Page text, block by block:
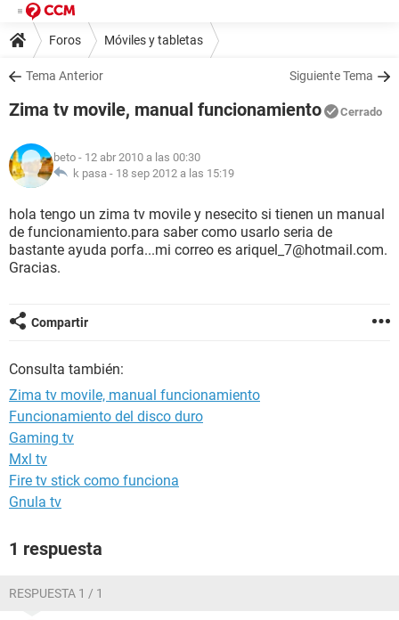
Foros Móviles y tabletas
Tema Anterior Siguiente Tema
Zima tv movile, manual funcionamiento Cerrado
beto - 12 abr 2010 a las 00:30
k pasa - 18 sep 2012 a las 15:19
hola tengo un zima tv movile y nesecito si tienen un manual
de funcionamiento.para saber como usarlo seria de
bastante ayuda porfa...mi correo es ariquel_7@hotmail.com.
Gracias.
Compartir
Consulta también:
Zima tv movile, manual funcionamiento
Funcionamiento del disco duro
Gaming tv
Mxl tv
Fire tv stick como funciona
Gnula tv
1 respuesta
RESPUESTA 1 / 1